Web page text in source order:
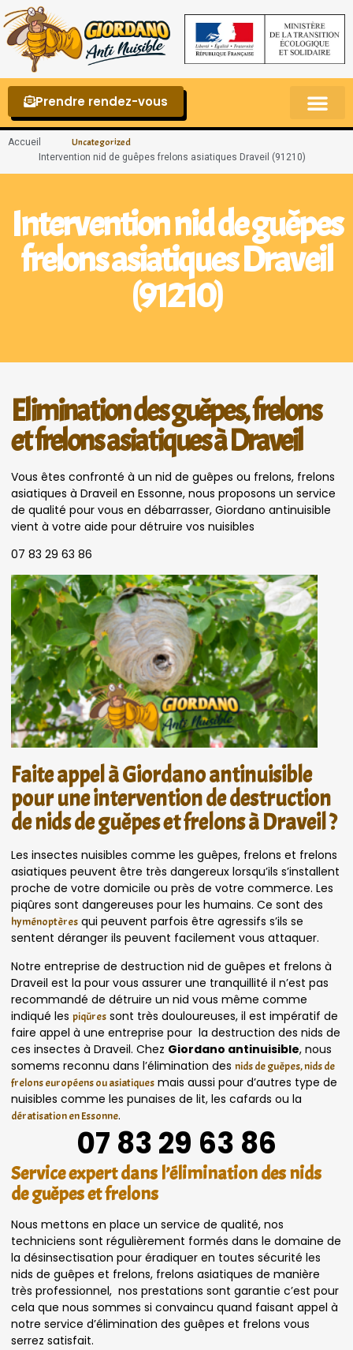
Prendre rendez-vous
Accueil Uncategorized
Intervention nid de guêpes frelons asiatiques Draveil (91210)
Intervention nid de guêpes
frelons asiatiques Draveil
(91210)
Elimination des guêpes, frelons
et frelons asiatiques à Draveil
Vous êtes confronté à un nid de guêpes ou frelons, frelons
asiatiques à Draveil en Essonne, nous proposons un service
de qualité pour vous en débarrasser, Giordano antinuisible
vient à votre aide pour détruire vos nuisibles
07 83 29 63 86
Faite appel à Giordano antinuisible
pour une intervention de destruction
de nids de guêpes et frelons à Draveil ?
Les insectes nuisibles comme les guêpes, frelons et frelons
asiatiques peuvent être très dangereux lorsqu’ils s’installent
proche de votre domicile ou près de votre commerce. Les
piqûres sont dangereuses pour les humains. Ce sont des
hyménoptères qui peuvent parfois être agressifs s’ils se
sentent déranger ils peuvent facilement vous attaquer.
Notre entreprise de destruction nid de guêpes et frelons à
Draveil est la pour vous assurer une tranquillité il n’est pas
recommandé de détruire un nid vous même comme
indiqué les piqûres sont très douloureuses, il est impératif de
faire appel à une entreprise pour la destruction des nids de
ces insectes à Draveil. Chez Giordano antinuisible, nous
somems reconnu dans l’élimination des nids de guêpes, nids de
frelons européens ou asiatiques mais aussi pour d’autres type de
nuisibles comme les punaises de lit, les cafards ou la
dératisation en Essonne.
07 83 29 63 86
Service expert dans l’élimination des nids
de guêpes et frelons
Nous mettons en place un service de qualité, nos
techniciens sont régulièrement formés dans le domaine de
la désinsectisation pour éradiquer en toutes sécurité les
nids de guêpes et frelons, frelons asiatiques de manière
très professionnel, nos prestations sont garantie c’est pour
cela que nous sommes si convaincu quand faisant appel à
notre service d’élimination des guêpes et frelons vous
serrez satisfait.